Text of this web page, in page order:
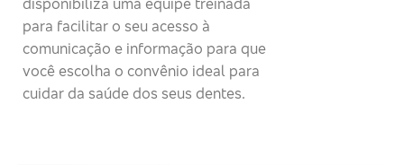
para facilitar o seu acesso à
comunicação e informação para que
você escolha o convênio ideal para
cuidar da saúde dos seus dentes.